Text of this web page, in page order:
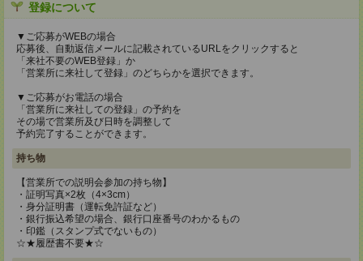
登録について
▼ご応募がWEBの場合
応募後、自動返信メールに記載されているURLをクリックすると
「来社不要のWEB登録」か
「営業所に来社して登録」のどちらかを選択できます。
▼ご応募がお電話の場合
「営業所に来社しての登録」の予約を
その場で営業所及び日時を調整して
予約完了することができます。
持ち物
【営業所での説明会参加の持ち物】
・証明写真×2枚（4×3cm）
・身分証明書（運転免許証など）
・銀行振込希望の場合、銀行口座番号のわかるもの
・印鑑（スタンプ式でないもの）
☆★履歴書不要★☆